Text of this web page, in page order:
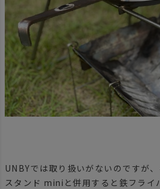
UNBYでは取り扱いがないのですが
スタンド miniと併用すると鉄フライ